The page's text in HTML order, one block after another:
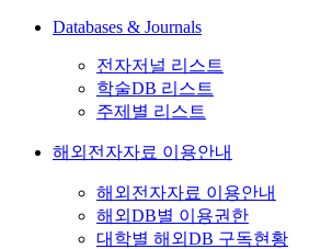
Databases & Journals
전자저널 리스트
학술DB 리스트
주제별 리스트
해외전자자료 이용안내
해외전자자료 이용안내
해외DB별 이용권한
대학별 해외DB 구독현황